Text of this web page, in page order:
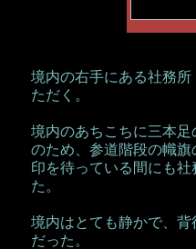
境内の右手にある社務
ただく。
境内のあちこちに三本
のため、参道階段の幟
印を待っている間にも
た。
境内はとても静かで、
だった。